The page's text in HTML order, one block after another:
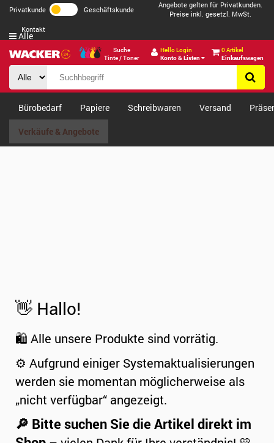
Privatkunde Geschäftskunde
Angebote gelten für Privatkunden.
Preise inkl. gesetzl. MwSt.
Kontakt
Suche
Tinte / Toner
Hello Login
Konto & Listen
0 Artikel
Einkaufswagen
Alle
Bürobedarf Papiere Schreibwaren Versand
Verkäufe & Angebote
👋 Hallo!
🛍️ Alle unsere Produkte sind vorrätig.
⚙️ Aufgrund einiger Systemaktualisierungen
werden sie momentan möglicherweise als
„nicht verfügbar“ angezeigt.
🔎 Bitte suchen Sie die Artikel direkt im